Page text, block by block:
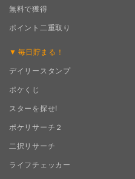
無料で獲得
ポイント二重取り
毎日 貯まる！
デイリースタンプ
ポケくじ
スターを探せ!
ポケリサーチ２
二択リサーチ
ライフチェッカー